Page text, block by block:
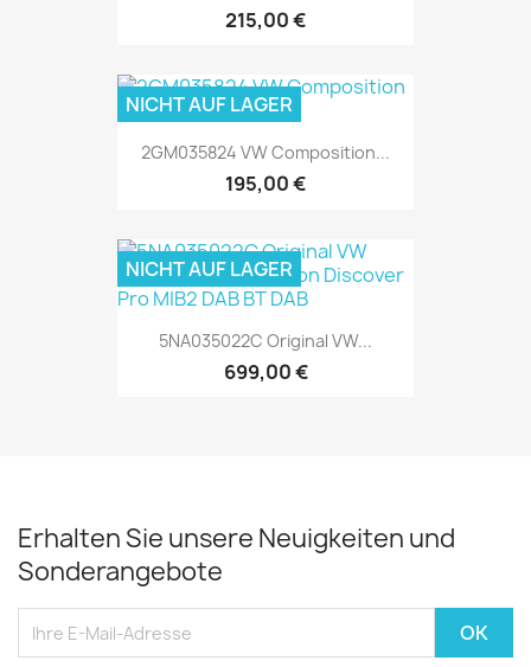
215,00 €
2GM035824 VW Composition...
195,00 €
NICHT AUF LAGER
5NA035022C Original VW...
699,00 €
NICHT AUF LAGER
Erhalten Sie unsere Neuigkeiten und
Sonderangebote